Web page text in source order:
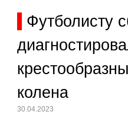
Футболисту
колена
30.04.2023